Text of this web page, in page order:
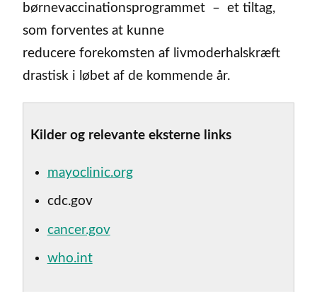
børnevaccinationsprogrammet – et tiltag,
som forventes at kunne
reducere forekomsten af livmoderhalskræft
drastisk i løbet af de kommende år.
Kilder og relevante eksterne links
mayoclinic.org
cdc.gov
cancer.gov
who.int